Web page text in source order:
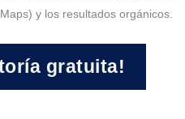
y los resultados orgánicos.
gratuita!